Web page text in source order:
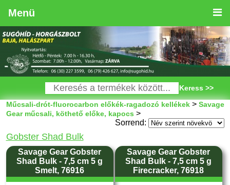
Menü
Keress >>
Műcsali-drót-fluorocarbon előkék-ragadozó kellékek> Savage
Gear műcsali, köthető előke, kapocs >
Sorrend:
Gobster Shad Bulk
Savage Gear Gobster
Shad Bulk - 7,5 cm 5 g
Smelt, 76916
Savage Gear Gobster
Shad Bulk - 7,5 cm 5 g
Firecracker, 76918